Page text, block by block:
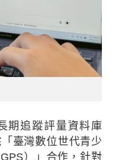
追蹤評量資料庫
「臺灣數位世代青少
）」合作，針對